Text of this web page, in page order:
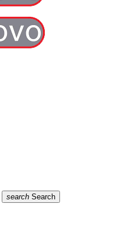
search Search